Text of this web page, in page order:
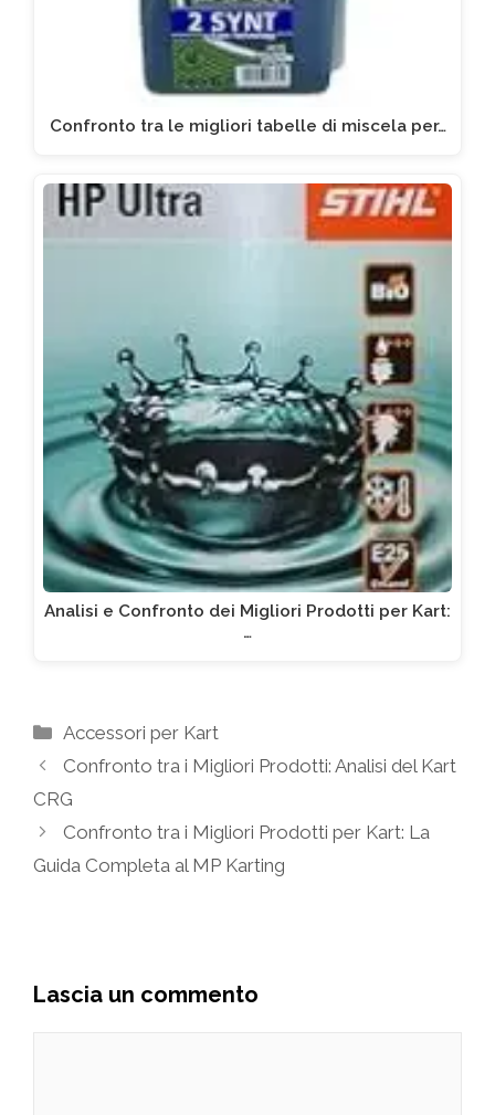
Confronto tra le migliori tabelle di miscela per…
Analisi e Confronto dei Migliori Prodotti per Kart:
…
Categorie
Accessori per Kart
Confronto tra i Migliori Prodotti: Analisi del Kart
CRG
Confronto tra i Migliori Prodotti per Kart: La
Guida Completa al MP Karting
Lascia un commento